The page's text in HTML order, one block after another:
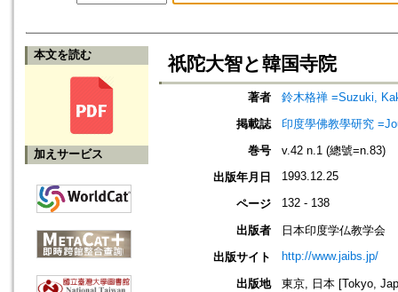
本文を読む
加えサービス
祇陀大智と韓国寺院
著者
鈴木格禅 =Suzuki,
掲載誌
印度學佛教學研究
巻号
v.42 n.1 (總號=n.83)
出版年月日
1993.12.25
ページ 132 - 138
出版者
日本印度学仏教学会
出版サイト
http://www.jaibs.jp/
出版地
東京, 日本 [Tokyo,